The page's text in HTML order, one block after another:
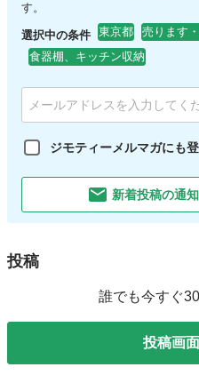
す。
選択中の条件 東京都 売ります
食器棚、キッチン収納
ジモティーメルマガにも
新着投稿の通
投稿
誰でも今すぐ
投稿画